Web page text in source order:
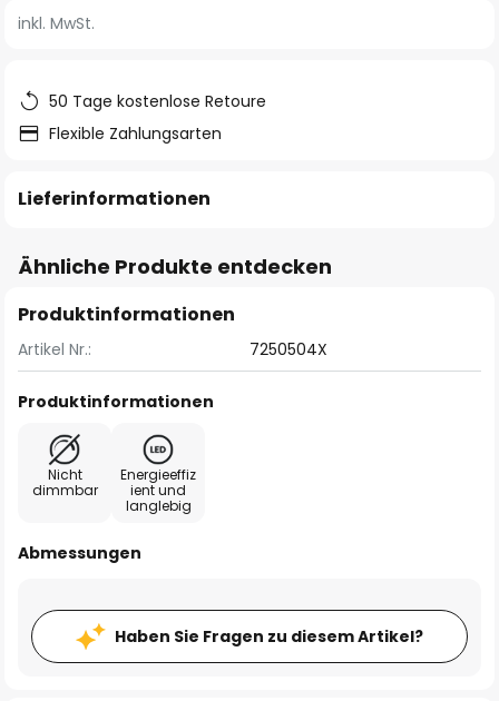
springen
inkl. MwSt.
50 Tage kostenlose Retoure
Flexible Zahlungsarten
Lieferinformationen
Ähnliche Produkte entdecken
Produktinformationen
Artikel Nr.: 7250504X
Produktinformationen
Nicht
dimmbar
Energieeffiz
ient und
langlebig
Abmessungen
Haben Sie Fragen zu diesem Artikel?